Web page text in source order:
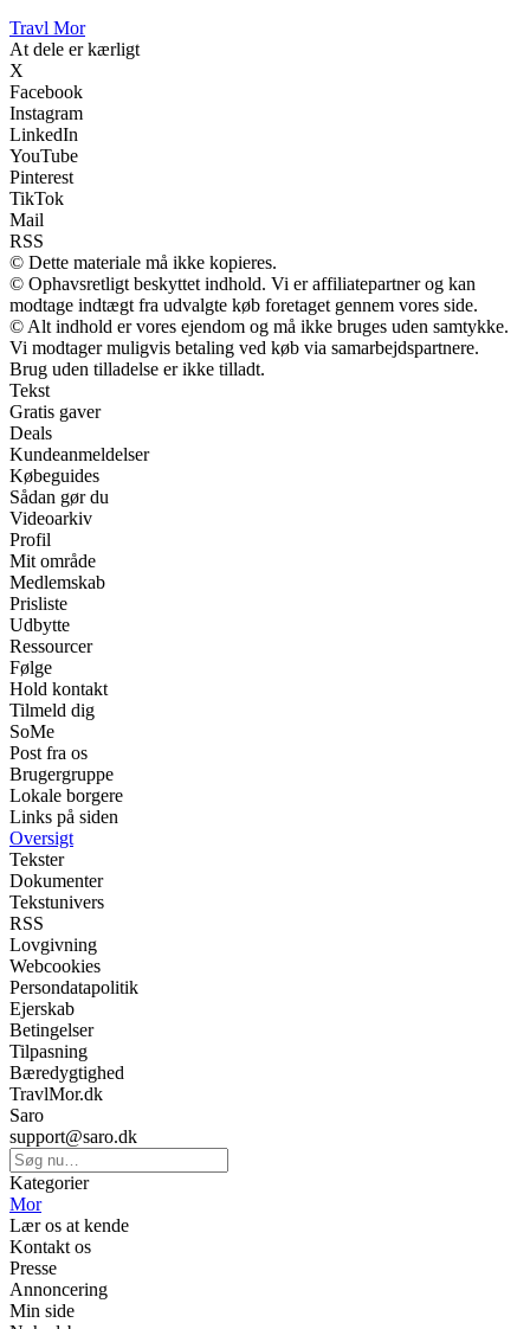
Travl Mor
At dele er kærligt
X
Facebook
Instagram
LinkedIn
YouTube
Pinterest
TikTok
Mail
RSS
© Dette materiale må ikke kopieres.
© Ophavsretligt beskyttet indhold. Vi er affiliatepartner og kan
modtage indtægt fra udvalgte køb foretaget gennem vores side.
© Alt indhold er vores ejendom og må ikke bruges uden samtykke.
Vi modtager muligvis betaling ved køb via samarbejdspartnere.
Brug uden tilladelse er ikke tilladt.
Tekst
Gratis gaver
Deals
Kundeanmeldelser
Købeguides
Sådan gør du
Videoarkiv
Profil
Mit område
Medlemskab
Prisliste
Udbytte
Ressourcer
Følge
Hold kontakt
Tilmeld dig
SoMe
Post fra os
Brugergruppe
Lokale borgere
Links på siden
Oversigt
Tekster
Dokumenter
Tekstunivers
RSS
Lovgivning
Webcookies
Persondatapolitik
Ejerskab
Betingelser
Tilpasning
Bæredygtighed
TravlMor.dk
Saro
support@saro.dk
Kategorier
Mor
Lær os at kende
Kontakt os
Presse
Annoncering
Min side